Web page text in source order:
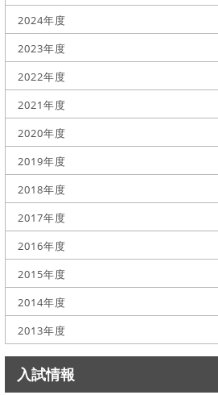
2024年度
2023年度
2022年度
2021年度
2020年度
2019年度
2018年度
2017年度
2016年度
2015年度
2014年度
2013年度
入試情報